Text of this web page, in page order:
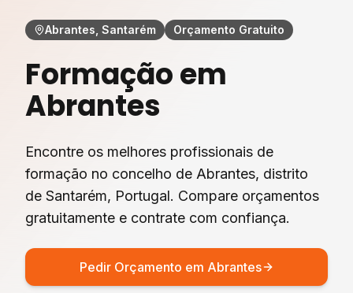
Abrantes, Santarém Orçamento Gratuito
Formaçãoem
Abrantes
Encontre os melhores profissionais de
formação no concelho de Abrantes, distrito
de Santarém, Portugal. Compare orçamentos
gratuitamente e contrate com confiança.
Pedir Orçamento em Abrantes